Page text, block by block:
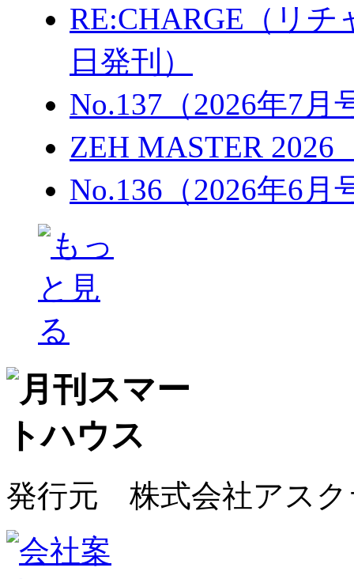
RE:CHARGE（リチ
日発刊）
No.137（2026年7月
ZEH MASTER
No.136（2026年6月
発行元 株式会社アスク